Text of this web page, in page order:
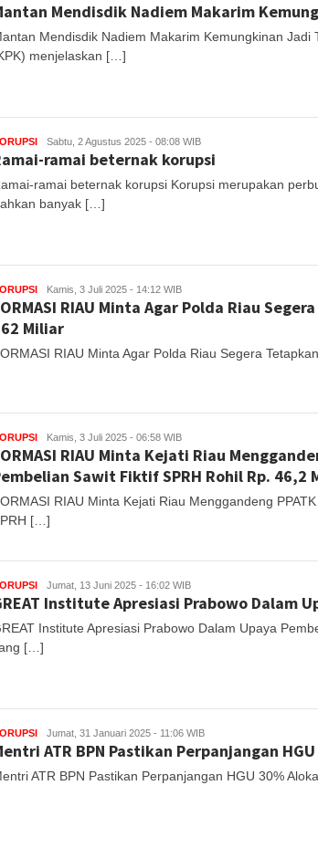
Mendisdik Nadiem Makarim
Mendisdik Nadiem Makarim Kemungkinan
menjelaskan […]
Sabtu, 2 Agustus 2025 - 08:08 WIB
ramai beternak korupsi
ramai beternak korupsi Korupsi merupakan
banyak […]
Kamis, 3 Juli 2025 - 14:12 WIB
RIAU Minta Agar Polda Riau
Miliar
RIAU Minta Agar Polda Riau Segera
Kamis, 3 Juli 2025 - 06:58 WIB
RIAU Minta Kejati Riau
Sawit Fiktif SPRH Rohil Rp. 46,2
RIAU Minta Kejati Riau Menggandeng
[…]
Jumat, 13 Juni 2025 - 16:02 WIB
Institute Apresiasi Prabowo Dalam
Institute Apresiasi Prabowo Dalam Upaya
[…]
Jumat, 31 Januari 2025 - 11:06 WIB
ATR BPN Pastikan Perpanjangan
ATR BPN Pastikan Perpanjangan HGU 30%